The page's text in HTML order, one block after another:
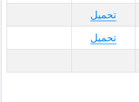
تحميل
تحميل